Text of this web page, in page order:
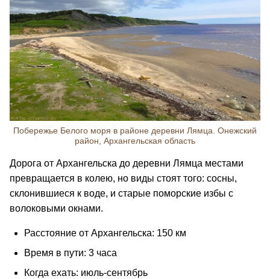
Побережье Белого моря в районе деревни Лямца. Онежский
район, Архангельская область
Дорога от Архангельска до деревни Лямца местами
превращается в колею, но виды стоят того: сосны,
склонившиеся к воде, и старые поморские избы с
волоковыми окнами.
Расстояние от Архангельска: 150 км
Время в пути: 3 часа
Когда ехать: июль-сентябрь